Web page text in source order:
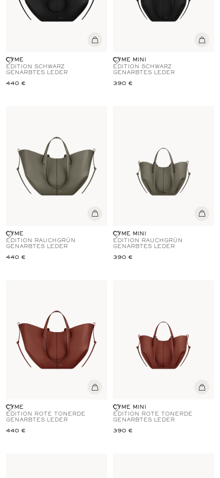
CYME
EDITION SCHWARZ
GENARBTES LEDER
440 €
CYME MINI
EDITION SCHWARZ
GENARBTES LEDER
390 €
CYME
EDITION RAUCHGRÜN
GENARBTES LEDER
440 €
CYME MINI
EDITION RAUCHGRÜN
GENARBTES LEDER
390 €
CYME
EDITION ROTE TONERDE
GENARBTES LEDER
440 €
CYME MINI
EDITION ROTE TONERDE
GENARBTES LEDER
390 €